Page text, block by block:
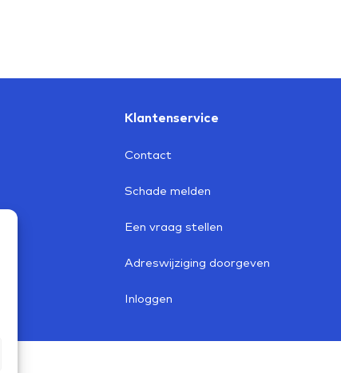
Klantenservice
Contact
Schade melden
Een vraag stellen
Adreswijziging doorgeven
Inloggen